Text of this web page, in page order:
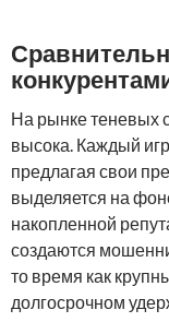
На рынке теневых
высока. Каждый
предлагая свои
выделяется на
накопленной
создаются
то время как
долгосрочном